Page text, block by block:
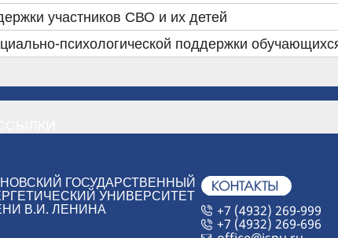
участников СВО и их детей
психологической поддержки
ГОСУДАРСТВЕННЫЙ
УНИВЕРСИТЕТ
В.И. ЛЕНИНА
+7 (4932) 269-999
+7 (4932) 269-696